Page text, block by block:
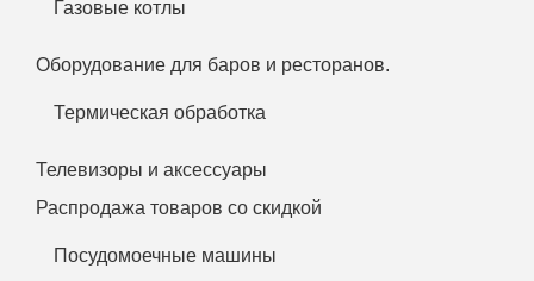
Газовые котлы
Оборудование для баров и ресторанов.
Термическая обработка
Телевизоры и аксессуары
Распродажа товаров со скидкой
Посудомоечные машины